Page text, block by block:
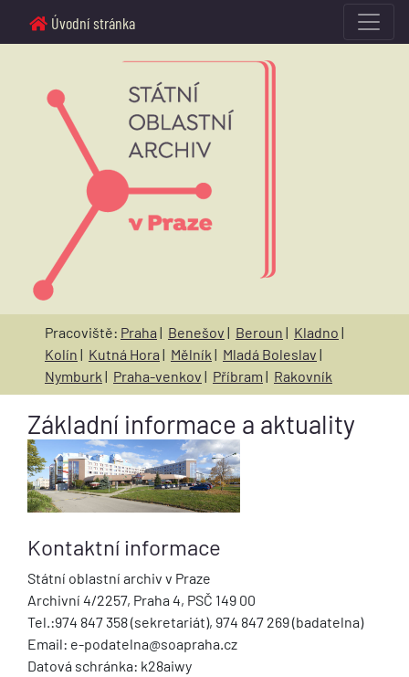
Úvodní stránka
Pracoviště: Praha | Benešov | Beroun | Kladno |
Kolín | Kutná Hora | Mělník | Mladá Boleslav |
Nymburk | Praha-venkov | Příbram | Rakovník
Základní informace a aktuality
Kontaktní informace
Státní oblastní archiv v Praze
Archivní 4/2257, Praha 4, PSČ 149 00
Tel.:974 847 358 (sekretariát), 974 847 269 (badatelna)
Email: e-podatelna@soapraha.cz
Datová schránka: k28aiwy